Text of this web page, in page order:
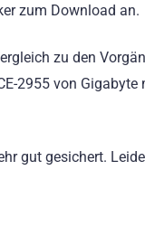
zum Download an.
zu den
2955 von
gut gesichert.